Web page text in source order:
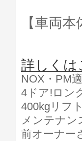
【車両本
詳しくは
NOX・PM
4ドア!ロン
400kgリフ
メンテナン
前オーナー